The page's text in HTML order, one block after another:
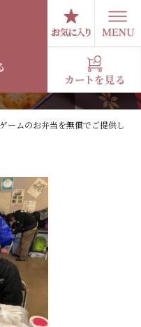
ムのお弁当を無償
ます！
ームのお弁当を無償でご提供し